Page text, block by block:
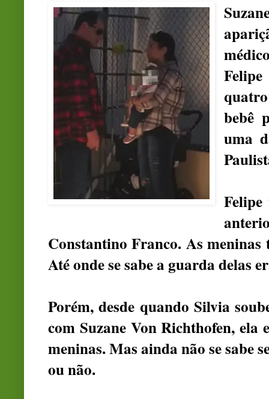
bebê
uma
Constantino Franco. As meninas
Até onde se sabe a guarda delas
Porém, desde quando Silvia
com Suzane Von Richthofen, ela
meninas. Mas ainda não se sabe
ou não.